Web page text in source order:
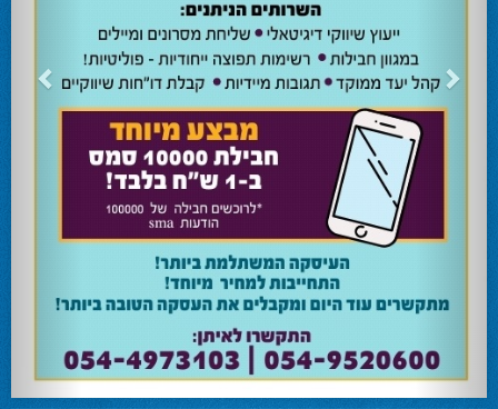
השרה מירי רגב קוראת לבוא ולהצביע ולהשפיע 24.02.24
השרה מירי רגב קוראת לבוא ולהצביע ולהשפיע בבחירות המוניציפליות שיתקיימו ביום
אוהד שגב הפסיד בעכו
עמיחי בן שלוש מקורבו של השר ניר ברקת ניצח את הבחירות בעכו ויכהן כראש העיר.
מחל זכתה במנדט אחד בבאר שבע
עו''ד אמנון כהן שעומד בראש רשימת מחל למועצת העיר זכה במנדט אחד ואילו שמעון
בוקר שהתמודד אף הוא למועצה לא הצליח להיבחר.
המשבר בליכוד העולמי 23.10.24
האם ההסכם של מיקי זוהר מחזק את הימין או השמאל? האם ההסכם חוקי או לא?שמירה
או הדחה? ומה יחליט בעתיד המרכז? עוד שנה בחירות בליכוד העולמי . הכל במגזין
המלא - עמ' 4.